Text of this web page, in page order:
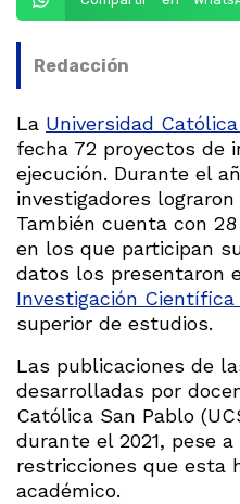
Redacción
La Universidad
fecha 72 proyectos de
ejecución. Durante el
investigadores
También cuenta con
en los que participan
datos los presentaron
Investigación Científica
superior de estudios.
Las publicaciones de
desarrolladas por
Católica San Pablo
durante el 2021, pese
restricciones que esta
académico.